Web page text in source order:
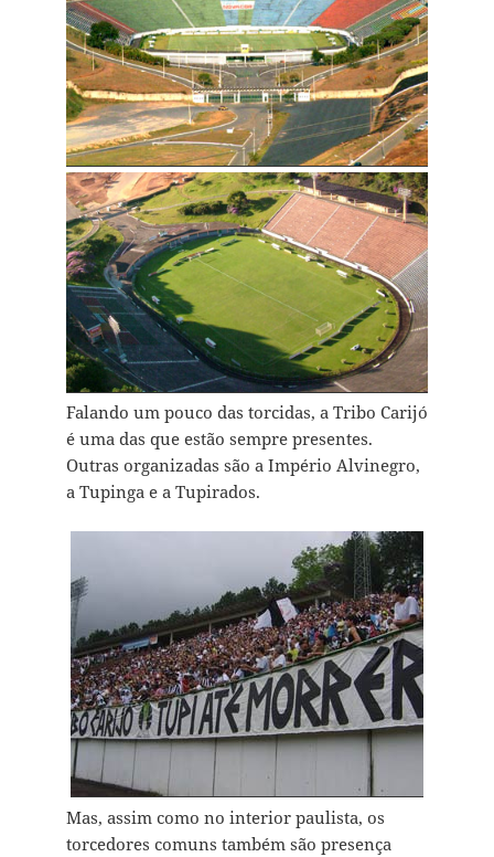
Falando um pouco das torcidas, a Tribo Carijó
é uma das que estão sempre presentes.
Outras organizadas são a Império Alvinegro,
a Tupinga e a Tupirados.
Mas, assim como no interior paulista, os
torcedores comuns também são presença